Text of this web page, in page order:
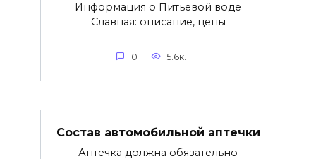
Информация о Питьевой воде
Славная: описание, цены
0 5.6к.
Состав автомобильной аптечки
Аптечка должна обязательно